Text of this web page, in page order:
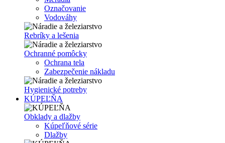
Označovanie
Vodováhy
Rebríky a lešenia
Ochranné pomôcky
Ochrana tela
Zabezpečenie nákladu
Hygienické potreby
KÚPEĽŇA
Obklady a dlažby
Kúpeľňové série
Dlažby